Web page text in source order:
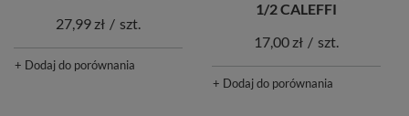
27,99 zł / szt.
+ Dodaj do porównania
1/2 CALEFFI
17,00 zł / szt.
+ Dodaj do porównania